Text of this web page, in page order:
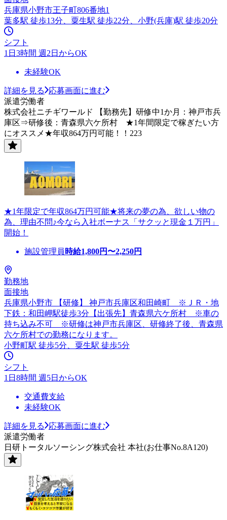
兵庫県小野市王子町806番地1
葉多駅 徒歩13分、粟生駅 徒歩22分、小野(兵庫)駅 徒歩20分
シフト
1日3時間 週2日からOK
未経験OK
詳細を見る
応募画面に進む
派遣労働者
株式会社ニチギワールド 【勤務先】研修中1か月：神戸市兵
庫区⇒研修後：青森県六ケ所村 ★1年間限定で稼ぎたい方
にオススメ★年収864万円可能！！223
★1年限定で年収864万円可能★将来の夢の為、欲しい物の
為、理由不問♪今なら入社ボーナス「サクッと現金１万円」
開始！
施設管理員 時給1,800円〜2,250円
勤務地
面接地
兵庫県小野市 【研修】 神戸市兵庫区和田崎町 ※ＪＲ・地
下鉄：和田岬駅徒歩3分【出張先】青森県六ケ所村 ※車の
持ち込み不可 ※研修は神戸市兵庫区、研修終了後、青森県
六ケ所村での勤務になります。
小野町駅 徒歩5分、粟生駅 徒歩5分
シフト
1日8時間 週5日からOK
交通費支給
未経験OK
詳細を見る
応募画面に進む
派遣労働者
日研トータルソーシング株式会社 本社(お仕事No.8A120)